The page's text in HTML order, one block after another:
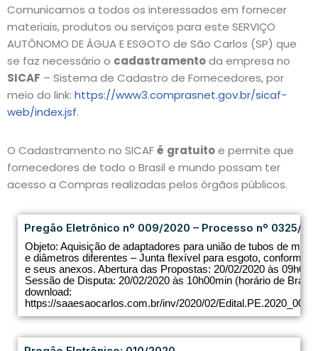
Comunicamos a todos os interessados em fornecer
materiais, produtos ou serviços para este SERVIÇO
AUTÔNOMO DE ÁGUA E ESGOTO de São Carlos (SP) que
se faz necessário o cadastramentoda empresa no
SICAF – Sistema de Cadastro de Fornecedores, por
meio do link: https://www3.comprasnet.gov.br/sicaf-
web/index.jsf.
O Cadastramento no SICAFé gratuitoe permite que
fornecedores de todo o Brasil e mundo possam ter
acesso a Compras realizadas pelos órgãos públicos.
Pregão Eletrônico nº 009/2020 – Processo nº 0325/
Objeto: Aquisição de adaptadores para união de tubos de
e diâmetros diferentes – Junta flexível para esgoto, conforme
e seus anexos. Abertura das Propostas: 20/02/2020 às
Sessão de Disputa: 20/02/2020 às 10h00min (horário de
download:
https://saaesaocarlos.com.br/inv/2020/02/